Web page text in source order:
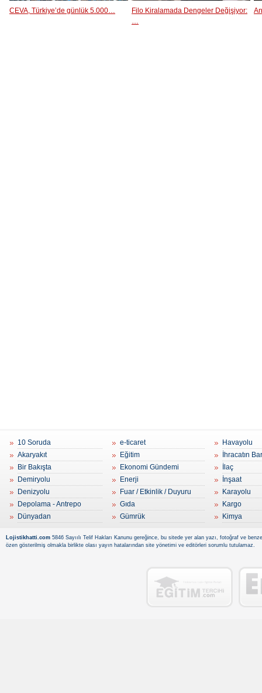
CEVA, Türkiye’de günlük 5.000…
Filo Kiralamada Dengeler Değişiyor:
…
10 Soruda
Akaryakıt
Bir Bakışta
Demiryolu
Denizyolu
Depolama - Antrepo
Dünyadan
e-ticaret
Eğitim
Ekonomi Gündemi
Enerji
Fuar / Etkinlik / Duyuru
Gıda
Gümrük
Havayolu
İhracatın
İlaç
İnşaat
Karayolu
Kargo
Kimya
Lojistikhatti.com 5846 Sayıılı Telif Hakları Kanunu gereğince, bu sitede yer alan yazı, fotoğraf ve
özen gösterilmiş olmakla birlikte olası yayın hatalarından site yönetimi ve editörleri sorumlu tutulamaz.